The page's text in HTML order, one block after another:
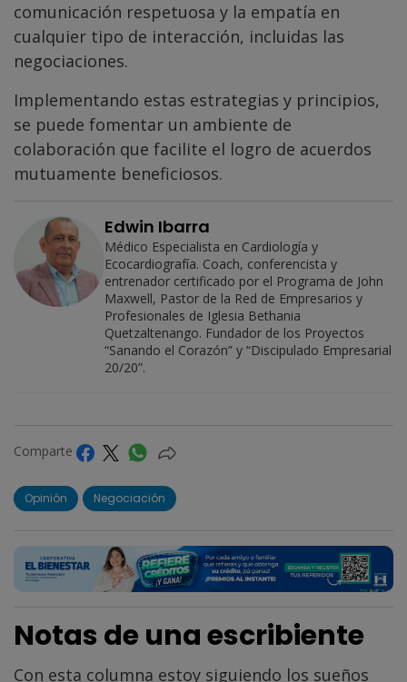
comunicación respetuosa y la empatía en
cualquier tipo de interacción, incluidas las
negociaciones.
Implementando estas estrategias y principios,
se puede fomentar un ambiente de
colaboración que facilite el logro de acuerdos
mutuamente beneficiosos.
Edwin Ibarra
Médico Especialista en Cardiología y
Ecocardiografía. Coach, conferencista y
entrenador certificado por el Programa de John
Maxwell, Pastor de la Red de Empresarios y
Profesionales de Iglesia Bethania
Quetzaltenango. Fundador de los Proyectos
“Sanando el Corazón” y “Discipulado Empresarial
20/20”.
Comparte
Opinión Negociación
Notas de una escribiente
Con esta columna estoy siguiendo los sueños